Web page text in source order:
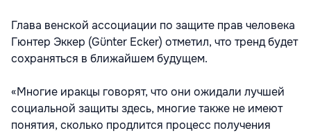
Глава венской ассоциации по защите прав человека
Гюнтер Эккер (Günter Ecker) отметил, что тренд будет
сохраняться в ближайшем будущем.
«Многие иракцы говорят, что они ожидали лучшей
социальной защиты здесь, многие также не имеют
понятия, сколько продлится процесс получения